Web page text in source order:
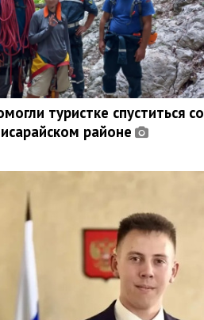
туристке спуститься со
районе